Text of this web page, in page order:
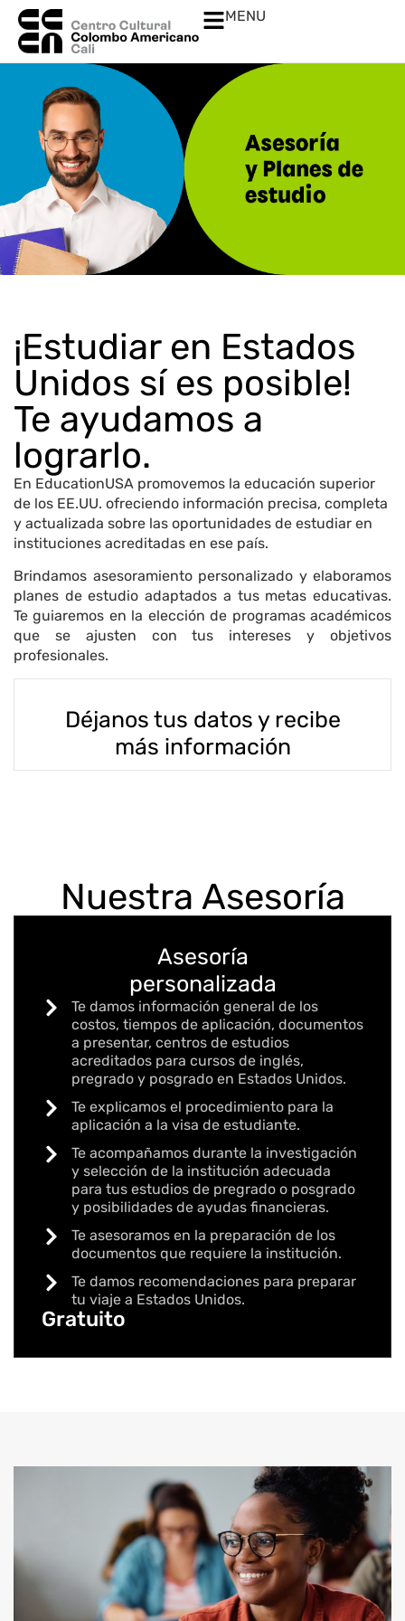
MENU
¡Estudiar en Estados
Unidos sí es posible!
Te ayudamos a
lograrlo.
En EducationUSA promovemos la educación superior
de los EE.UU. ofreciendo información precisa, completa
y actualizada sobre las oportunidades de estudiar en
instituciones acreditadas en ese país.
Brindamos asesoramiento personalizado y elaboramos
planes de estudio adaptados a tus metas educativas.
Te guiaremos en la elección de programas académicos
que se ajusten con tus intereses y objetivos
profesionales.
Déjanos tus datos y recibe
más información
Nuestra Asesoría
Asesoría
personalizada
Te damos información general de los
costos, tiempos de aplicación, documentos
a presentar, centros de estudios
acreditados para cursos de inglés,
pregrado y posgrado en Estados Unidos.​
Te explicamos el procedimiento para la
aplicación a la visa de estudiante.
Te acompañamos durante la investigación
y selección de la institución adecuada
para tus estudios de pregrado o posgrado
y posibilidades de ayudas financieras.
Te asesoramos en la preparación de los
documentos que requiere la institución.
Te damos recomendaciones para preparar
tu viaje a Estados Unidos.​
Gratuito